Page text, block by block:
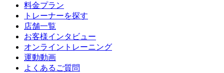
料金プラン
トレーナーを探す
店舗一覧
お客様インタビュー
オンライントレーニング
運動動画
よくあるご質問